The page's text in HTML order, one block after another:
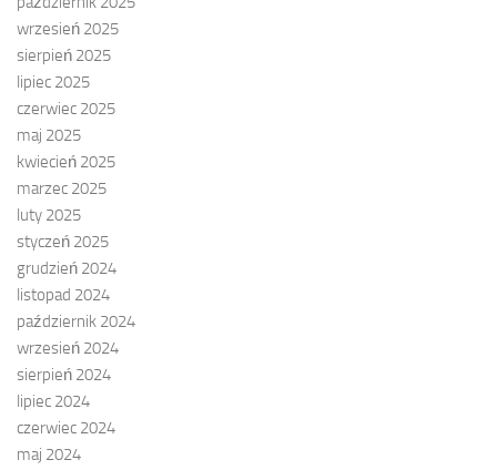
wrzesień 2025
sierpień 2025
lipiec 2025
czerwiec 2025
maj 2025
kwiecień 2025
marzec 2025
luty 2025
styczeń 2025
grudzień 2024
listopad 2024
październik 2024
wrzesień 2024
sierpień 2024
lipiec 2024
czerwiec 2024
maj 2024